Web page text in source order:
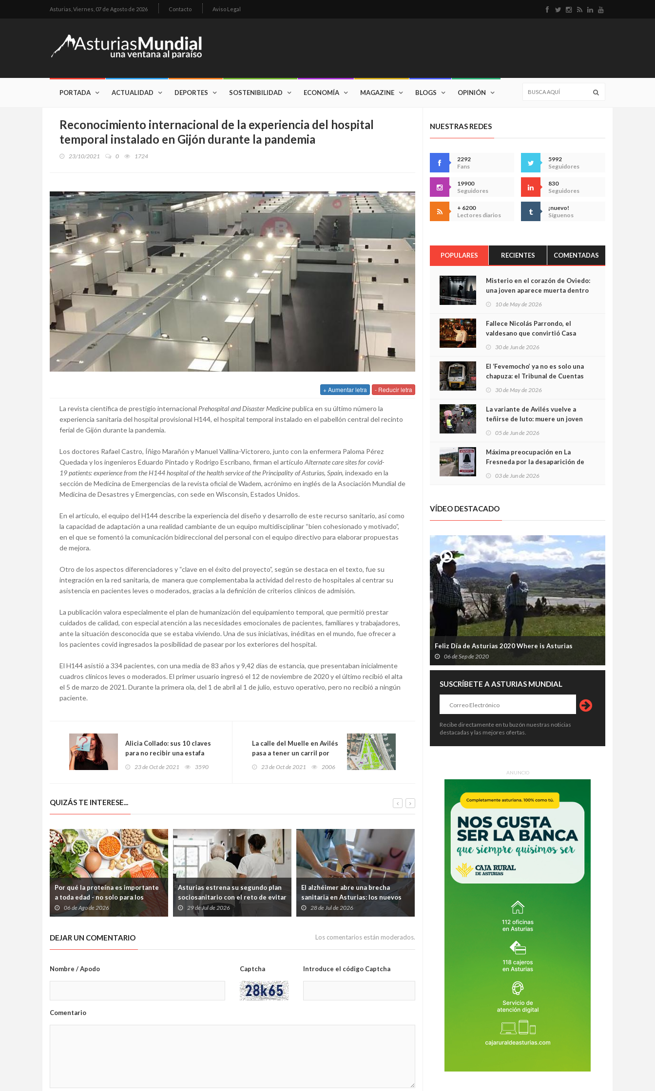
Asturias, Viernes, 07 de Agosto de 2026 Contacto Aviso Legal
PORTADA ACTUALIDAD DEPORTES SOSTENIBILIDAD ECONOMÍA MAGAZINE BLOGS OPINIÓN
Reconocimiento internacional de la experiencia del hospital
temporal instalado en Gijón durante la pandemia
23/10/2021 0 1724
+ Aumentar letra - Reducir letra
La revista científica de prestigio internacional Prehospitaland Disaster Medicinepublica en su último número la
experiencia sanitaria del hospital provisional H144, el hospital temporal instalado en el pabellón central del recinto
ferial de Gijón durante la pandemia.
Los doctores Rafael Castro, Íñigo Marañón y Manuel Vallina-Victorero, junto con la enfermera Paloma Pérez
Quedada y los ingenieros Eduardo Pintado y Rodrigo Escribano, firman el artículoAlternatecare sites for covid-
19 patients: experience from the H144 hospital of the health service of the Principality of Asturias, Spain, indexado en la
sección de Medicina de Emergencias de la revista oficial de Wadem, acrónimo en inglés de la Asociación Mundial de
Medicina de Desastres y Emergencias, con sede en Wisconsin, Estados Unidos.
En el artículo, el equipo del H144 describe la experiencia del diseño y desarrollo de este recurso sanitario, así como
la capacidad de adaptación a una realidad cambiante de un equipo multidisciplinar “bien cohesionado y motivado”,
en el que se fomentó la comunicación bidireccional del personal con el equipo directivo para elaborar propuestas
de mejora.
Otro de los aspectos diferenciadores y “clave en el éxito del proyecto”, según se destaca en el texto, fue su
integración en la red sanitaria, de manera que complementaba la actividad del resto de hospitales al centrar su
asistencia en pacientes leves o moderados, gracias a la definición de criterios clínicos de admisión.
La publicación valora especialmente el plan de humanización del equipamiento temporal, que permitió prestar
cuidados de calidad, con especial atención a las necesidades emocionales de pacientes, familiares y trabajadores,
ante la situación desconocida que se estaba viviendo. Una de sus iniciativas, inéditas en el mundo, fue ofrecer a
los pacientes covid ingresados la posibilidad de pasear por los exteriores del hospital.
El H144 asistió a 334 pacientes, con una media de 83 años y 9,42 días de estancia, que presentaban inicialmente
cuadros clínicos leves o moderados. El primer usuario ingresó el 12 de noviembre de 2020 y el último recibió el alta
el 5 de marzo de 2021. Durante la primera ola, del 1 de abril al 1 de julio, estuvo operativo, pero no recibió a ningún
paciente.
Alicia Collado: sus 10 claves
para no recibir una estafa
23 de Oct de 2021 3590
La calle del Muelle en Avilés
pasa a tener un carril por
sentido en el tramo paralelo
23 de Oct de 2021 2006
QUIZÁS TE INTERESE...
Por qué la proteína es importante
a toda edad - no solo para los
deportistas
06 de Ago de 2026
Asturias estrena su segundo plan
sociosanitario con el reto de evitar
que los pacientes queden
atrapados entre Salud y Servicios
29 de Jul de 2026
El alzhéimer abre una brecha
sanitaria en Asturias: los nuevos
fármacos llegarán, pero solo podrá
pagarlos quien tenga hasta 30.000
28 de Jul de 2026
DEJAR UN COMENTARIO Los comentarios están moderados.
Nombre / Apodo Captcha Introduce el código Captcha
Comentario
NUESTRAS REDES
2292
Fans
5992
Seguidores
19900
Seguidores
830
Seguidores
+ 6200
Lectores diarios
¡nuevo!
Síguenos
POPULARES RECIENTES COMENTADAS
Misterio en el corazón de Oviedo:
una joven aparece muerta dentro
cámaras captan sus últimos
minutos
10 de May de 2026
Fallece Nicolás Parrondo, el
valdesano que convirtió Casa
30 de Jun de 2026
El ‘Fevemocho’ ya no es solo una
chapuza: el Tribunal de Cuentas
sobrecoste de los trenes que no
cabían por los túneles
30 de May de 2026
La variante de Avilés vuelve a
teñirse de luto: muere un joven
05 de Jun de 2026
Máxima preocupación en La
Fresneda por la desaparición de
03 de Jun de 2026
VÍDEO DESTACADO
Feliz Día de Asturias 2020 Where is Asturias
06 de Sep de 2020
SUSCRÍBETE A ASTURIAS MUNDIAL
Recibe directamente en tu buzón nuestras noticias
destacadas y las mejores ofertas.
ANUNCIO